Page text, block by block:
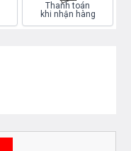
Thanh toán
khi nhận hàng